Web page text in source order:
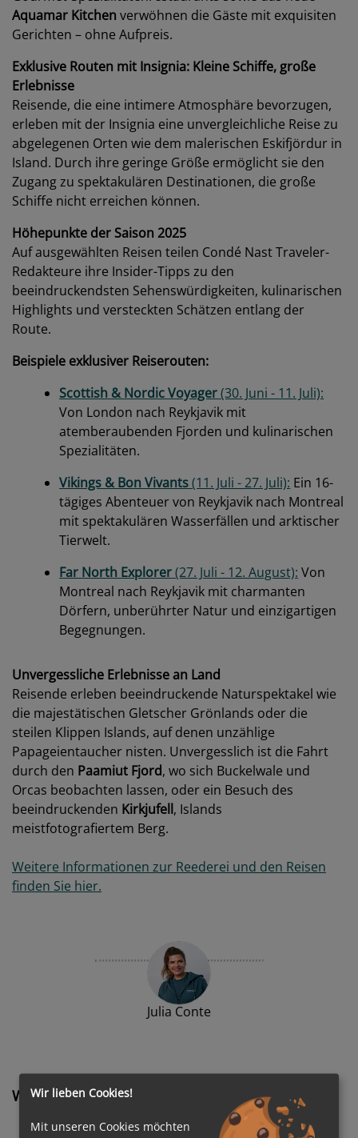
Aquamar Kitchen verwöhnen die Gäste mit exquisiten
Gerichten – ohne Aufpreis.
Exklusive Routen mit Insignia: Kleine Schiffe, große
Erlebnisse
Reisende, die eine intimere Atmosphäre bevorzugen,
erleben mit der Insignia eine unvergleichliche Reise zu
abgelegenen Orten wie dem malerischen Eskifjördur in
Island. Durch ihre geringe Größe ermöglicht sie den
Zugang zu spektakulären Destinationen, die große
Schiffe nicht erreichen können.
Höhepunkte der Saison 2025
Auf ausgewählten Reisen teilen Condé Nast Traveler-
Redakteure ihre Insider-Tipps zu den
beeindruckendsten Sehenswürdigkeiten, kulinarischen
Highlights und versteckten Schätzen entlang der
Route.
Beispiele exklusiver Reiserouten:
Scottish & Nordic Voyager(30. Juni - 11. Juli):
Von London nach Reykjavik mit
atemberaubenden Fjorden und kulinarischen
Spezialitäten.
Vikings & Bon Vivants(11. Juli - 27. Juli): Ein 16-
tägiges Abenteuer von Reykjavik nach Montreal
mit spektakulären Wasserfällen und arktischer
Tierwelt.
Far North Explorer(27. Juli - 12. August): Von
Montreal nach Reykjavik mit charmanten
Dörfern, unberührter Natur und einzigartigen
Begegnungen.
Unvergessliche Erlebnisse an Land
Reisende erleben beeindruckende Naturspektakel wie
die majestätischen Gletscher Grönlands oder die
steilen Klippen Islands, auf denen unzählige
Papageientaucher nisten. Unvergesslich ist die Fahrt
durch den Paamiut Fjord, wo sich Buckelwale und
Orcas beobachten lassen, oder ein Besuch des
beeindruckenden Kirkjufell, Islands
meistfotografiertem Berg.
Weitere Informationen zur Reederei und den Reisen
finden Sie hier.
Julia Conte
Weitere News
Oceania Cruises® startet „Curated Conversations“
Wir lieben Cookies!
Mit unseren Cookies möchten